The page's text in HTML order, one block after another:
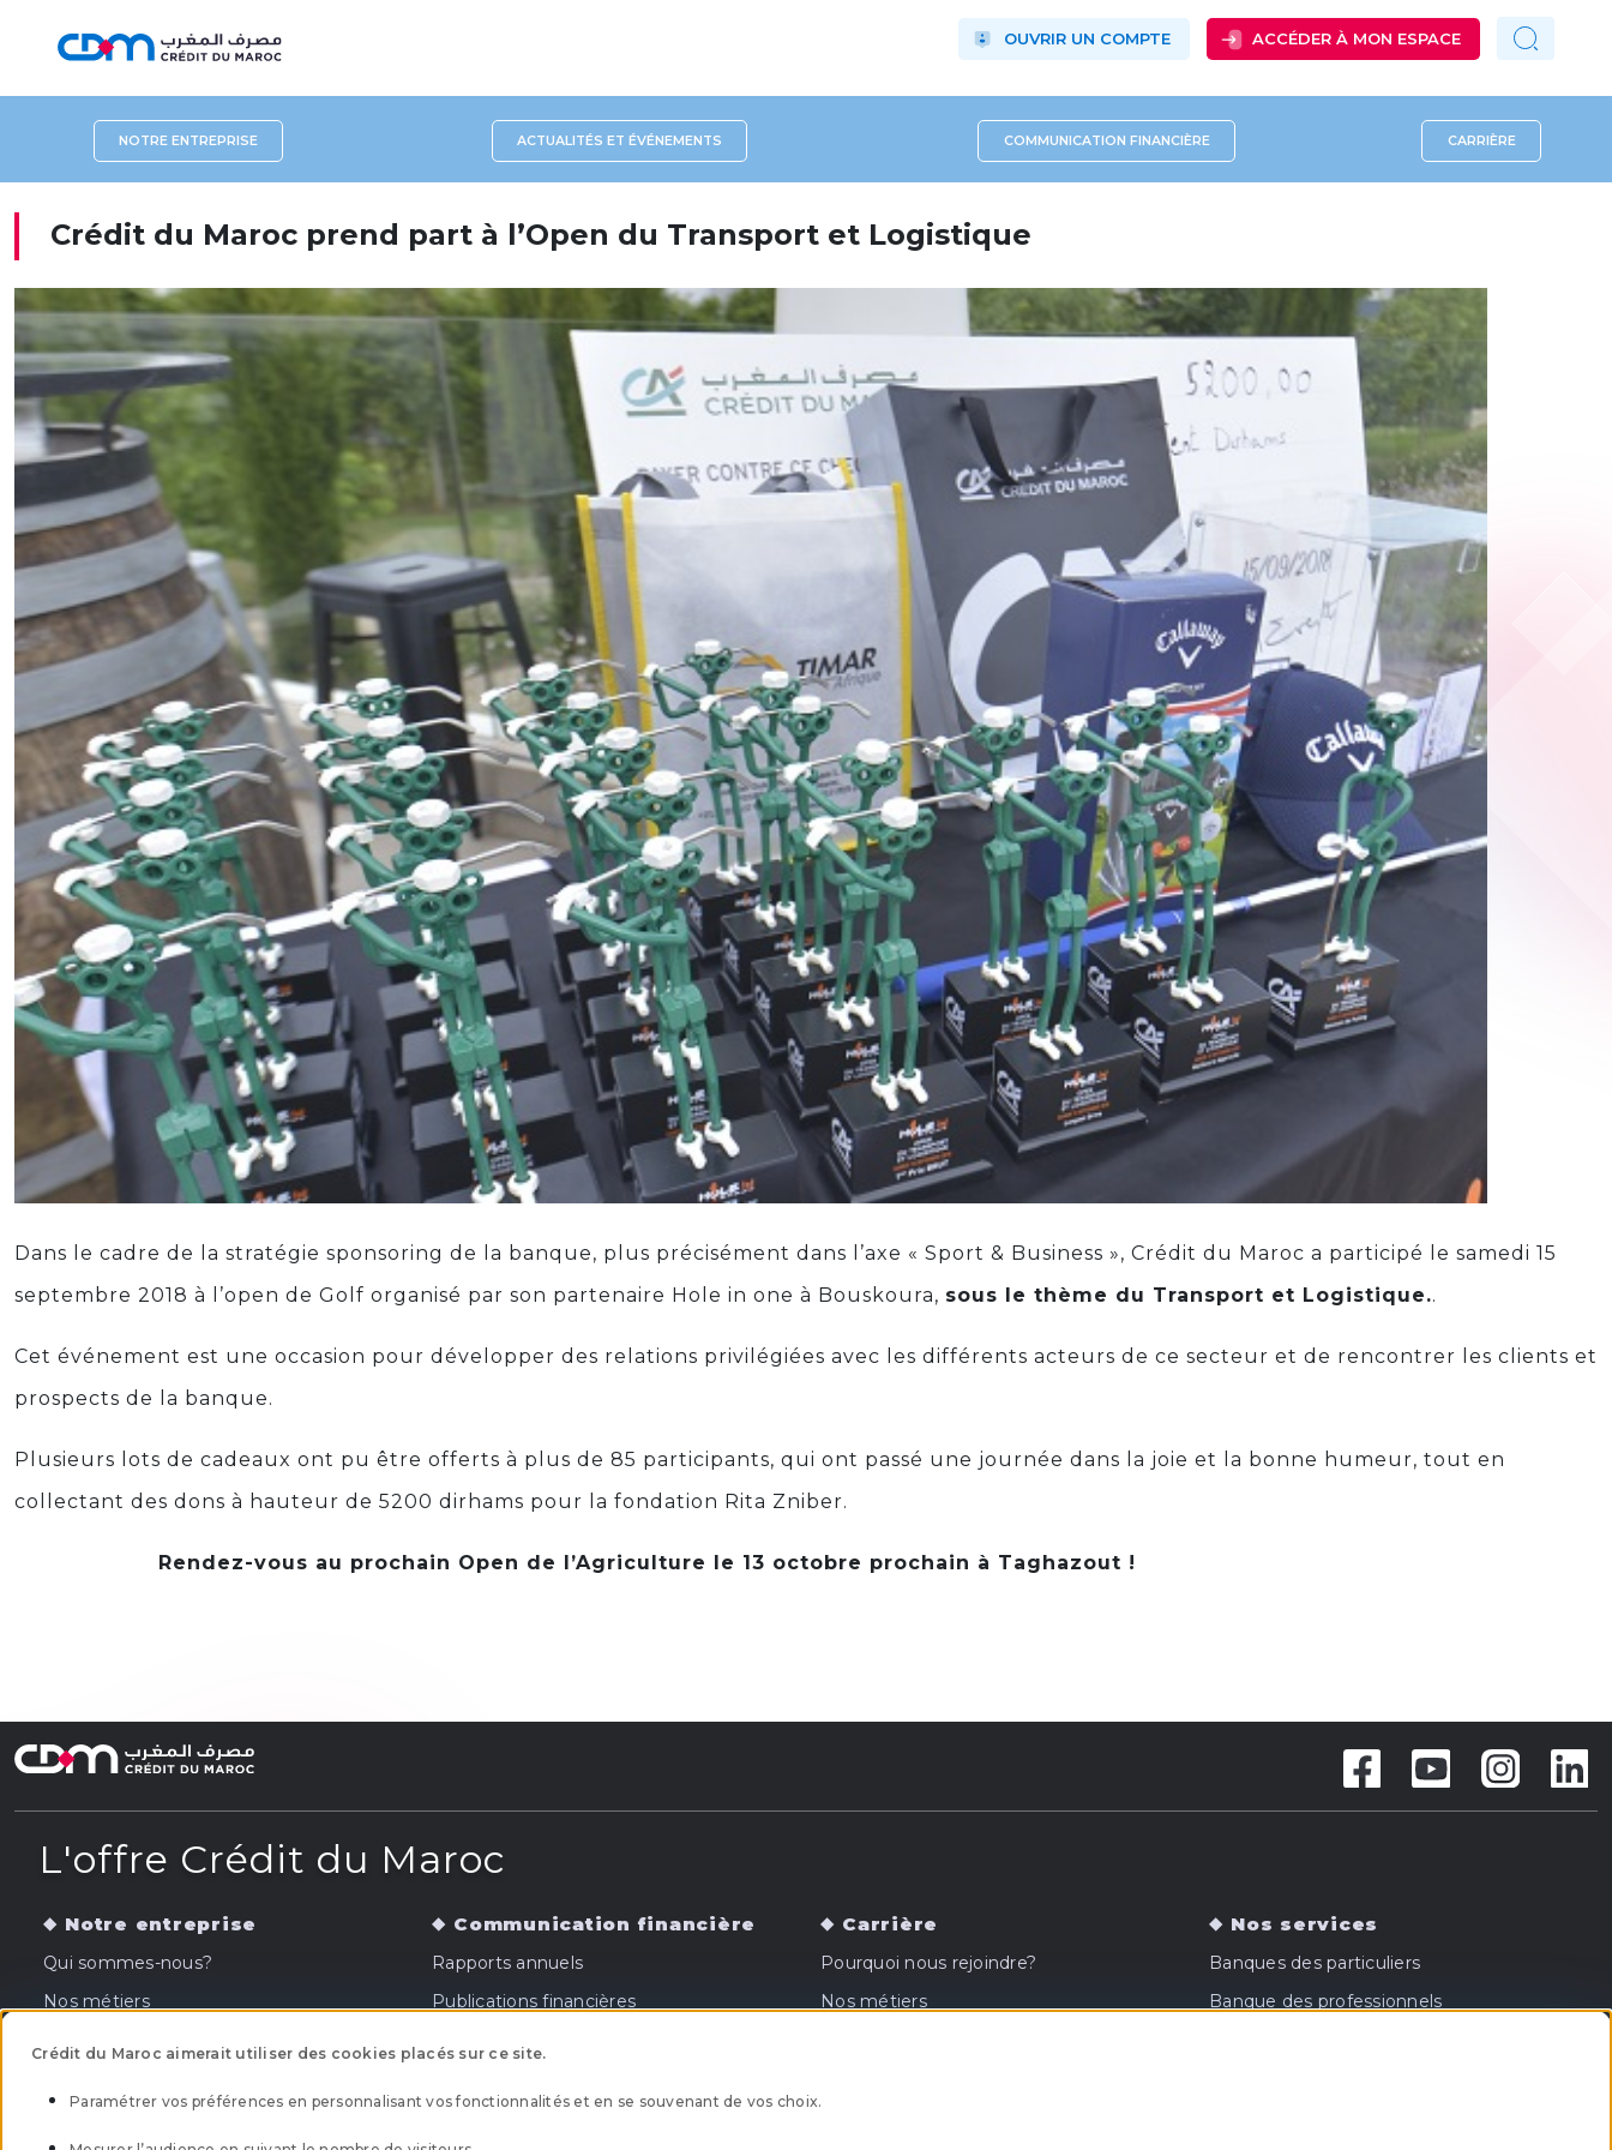
OUVRIR UN COMPTE ACCÉDER À MON ESPACE
NOTRE ENTREPRISE ACTUALITÉS ET ÉVÉNEMENTS COMMUNICATION FINANCIÈRE CARRIÈRE
Crédit du Maroc prend part à l’Open du Transport et Logistique
Dans le cadre de la stratégie sponsoring de la banque, plus précisément dans l’axe « Sport & Business », Crédit du Maroc a participé le samedi 15
septembre 2018 à l’open de Golf organisé par son partenaire Hole in one à Bouskoura, sous le thème du Transport et Logistique..
Cet événement est une occasion pour développer des relations privilégiées avec les différents acteurs de ce secteur et de rencontrer les clients et
prospects de la banque.
Plusieurs lots de cadeaux ont pu être offerts à plus de 85 participants, qui ont passé une journée dans la joie et la bonne humeur, tout en
collectant des dons à hauteur de 5200 dirhams pour la fondation Rita Zniber.
Rendez-vous au prochain Open de l’Agriculture le 13 octobre prochain à Taghazout !
L'offre Crédit du Maroc
Notre entreprise
Qui sommes-nous?
Nos métiers
Communication financière
Rapports annuels
Publications financières
Carrière
Pourquoi nous rejoindre?
Nos métiers
Nos services
Banques des particuliers
Banque des professionnels
Crédit du Maroc aimerait utiliser des cookies placés sur ce site.
Paramétrer vos préférences en personnalisant vos fonctionnalités et en se souvenant de vos choix.